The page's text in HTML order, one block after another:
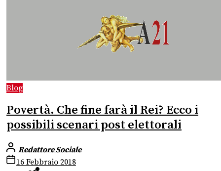
Blog
Povertà. Che fine farà il Rei? Ecco i
possibili scenari post elettorali
Redattore Sociale
16 Febbraio 2018